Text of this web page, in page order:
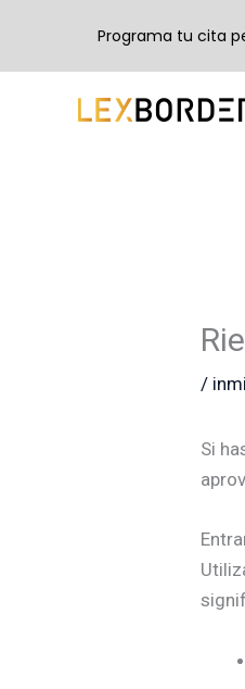
/
Si
Programa tu cita